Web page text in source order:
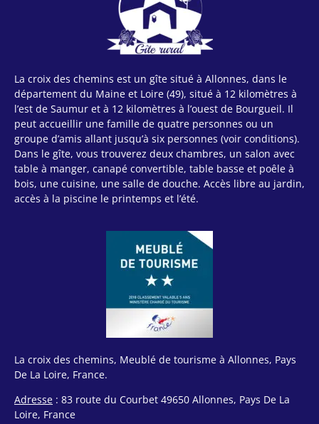
La croix des chemins est un gîte situé à Allonnes, dans le
département du Maine et Loire (49), situé à 12 kilomètres à
l’est de Saumur et à 12 kilomètres à l’ouest de Bourgueil. Il
peut accueillir une famille de quatre personnes ou un
groupe d’amis allant jusqu’à six personnes (voir conditions).
Dans le gîte, vous trouverez deux chambres, un salon avec
table à manger, canapé convertible, table basse et poêle à
bois, une cuisine, une salle de douche. Accès libre au jardin,
accès à la piscine le printemps et l’été.
La croix des chemins, Meublé de tourisme à Allonnes, Pays
De La Loire, France.
Adresse : 83 route du Courbet 49650 Allonnes, Pays De La
Loire, France